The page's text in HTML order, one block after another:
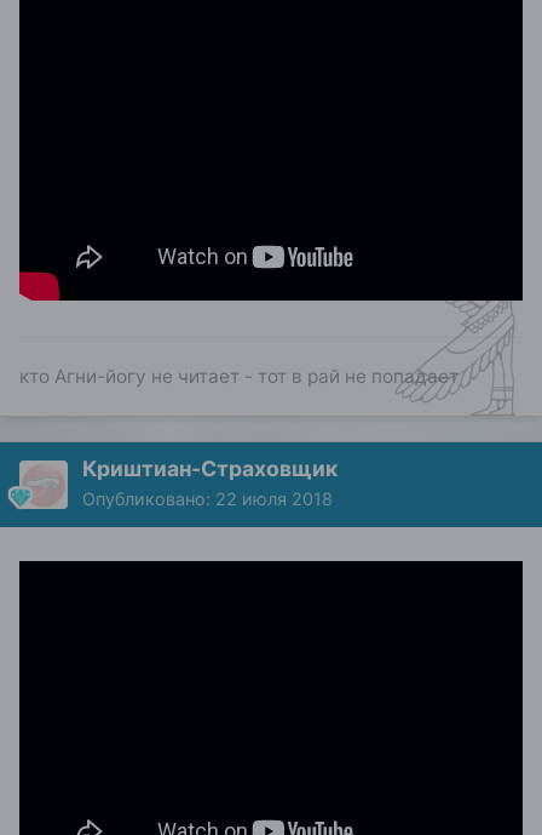
кто Агни-йогу не читает - тот в рай не попадает
Криштиан-Страховщик
Опубликовано: 22 июля 2018